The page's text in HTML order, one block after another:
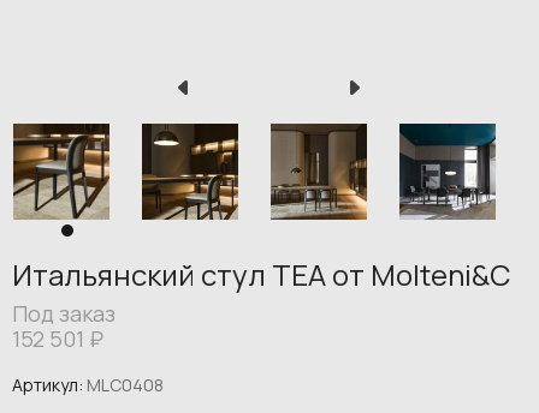
Итальянский стул TEA от Molteni&C
Под заказ
152 501 ₽
Артикул: MLC0408